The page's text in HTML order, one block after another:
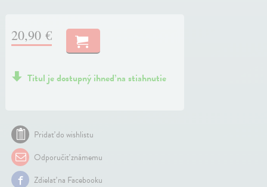
20,90 €
Titul je dostupný ihneď na stiahnutie
Pridať do wishlistu
Odporučiť známemu
Zdielať na Facebooku